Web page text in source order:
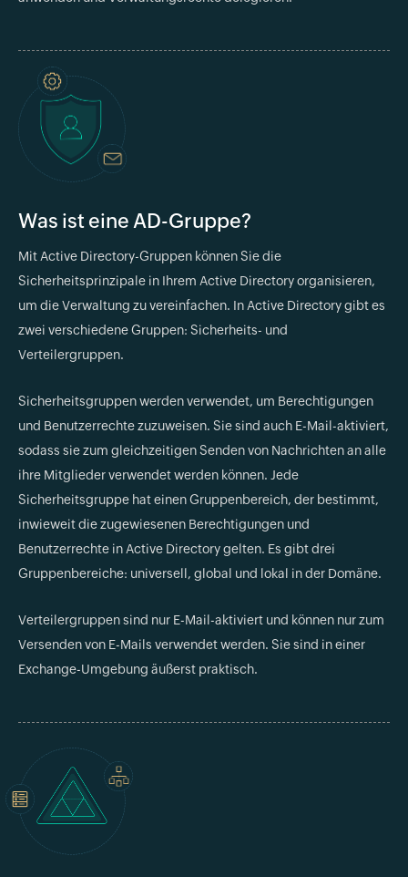
Was ist eine AD-Gruppe?
Mit Active Directory-Gruppen können Sie die
Sicherheitsprinzipale in Ihrem Active Directory organisieren,
um die Verwaltung zu vereinfachen. In Active Directory gibt es
zwei verschiedene Gruppen: Sicherheits- und
Verteilergruppen.
Sicherheitsgruppen werden verwendet, um Berechtigungen
und Benutzerrechte zuzuweisen. Sie sind auch E-Mail-aktiviert,
sodass sie zum gleichzeitigen Senden von Nachrichten an alle
ihre Mitglieder verwendet werden können. Jede
Sicherheitsgruppe hat einen Gruppenbereich, der bestimmt,
inwieweit die zugewiesenen Berechtigungen und
Benutzerrechte in Active Directory gelten. Es gibt drei
Gruppenbereiche: universell, global und lokal in der Domäne.
Verteilergruppen sind nur E-Mail-aktiviert und können nur zum
Versenden von E-Mails verwendet werden. Sie sind in einer
Exchange-Umgebung äußerst praktisch.